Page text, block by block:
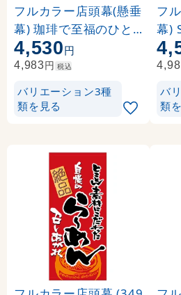
フルカラー店頭幕(懸垂
幕) 珈琲で至福のひと
時 素材:ポンジ (69056
)
4,530円
4,983円 税込
バリエーション3種
類を見る
フ
幕)
材:
バ
類